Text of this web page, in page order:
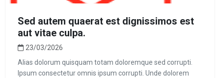
Sed autem quaerat est dignissimos est
aut vitae culpa.
23/03/2026
Alias dolorum quisquam totam doloremque sed corrupti.
Ipsum consectetur omnis ipsum corrupti. Unde dolorem